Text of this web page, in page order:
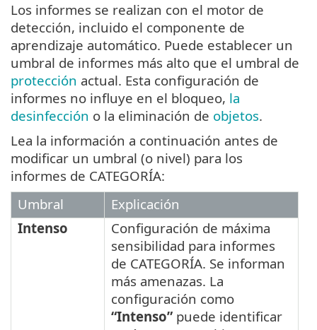
Los informes se realizan con el motor de
detección, incluido el componente de
aprendizaje automático. Puede establecer un
umbral de informes más alto que el umbral de
protección actual. Esta configuración de
informes no influye en el bloqueo, la
desinfección o la eliminación de objetos.
Lea la información a continuación antes de
modificar un umbral (o nivel) para los
informes de CATEGORÍA:
Umbral
Explicación
Intenso
Configuración de máxima
sensibilidad para informes
de CATEGORÍA. Se informan
más amenazas. La
configuración como
“Intenso” puede identificar